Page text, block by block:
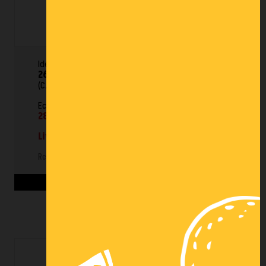
Idée de configuration :
26.5 ml
(C.U.R. 3T/niveau).*
Echelles
2800 mm
Livraison incluse.
OCCASION